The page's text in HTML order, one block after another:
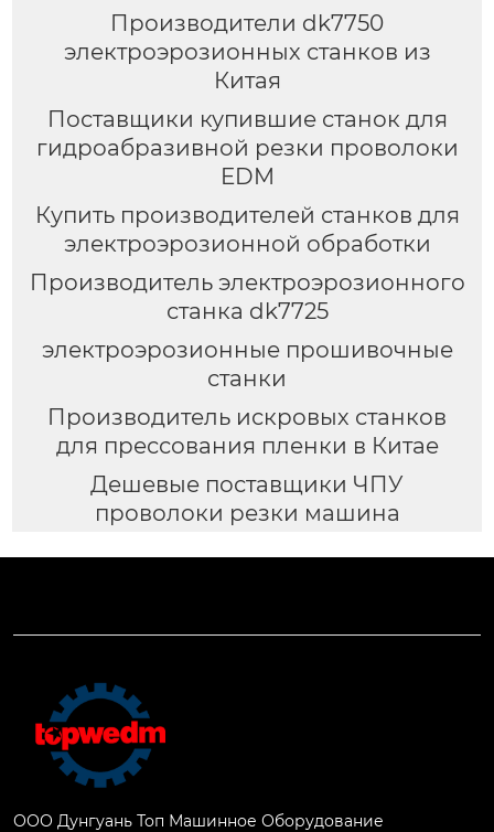
Производители dk7750
электроэрозионных станков из
Китая
Поставщики купившие станок для
гидроабразивной резки проволоки
EDM
Купить производителей станков для
электроэрозионной обработки
Производитель электроэрозионного
станка dk7725
электроэрозионные прошивочные
станки
Производитель искровых станков
для прессования пленки в Китае
Дешевые поставщики ЧПУ
проволоки резки машина
ООО Дунгуань Топ Машинное Оборудование